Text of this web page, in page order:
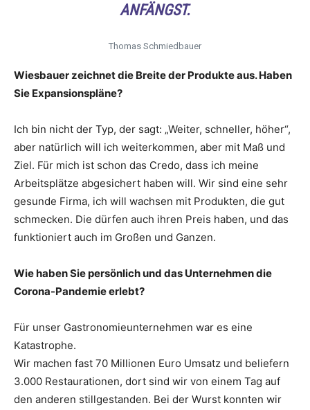
NFÄNGST.
Thomas Schmiedbauer
Wiesbauer zeichnet die Breite der Produkte aus. Haben
Sie Expansionspläne?
Ich bin nicht der Typ, der sagt: „Weiter, schneller, höher“,
aber natürlich will ich weiterkommen, aber mit Maß und
Ziel. Für mich ist schon das Credo, dass ich meine
Arbeitsplätze abgesichert haben will. Wir sind eine sehr
gesunde Firma, ich will wachsen mit Produkten, die gut
schmecken. Die dürfen auch ihren Preis haben, und das
funktioniert auch im Großen und Ganzen.
Wie haben Sie persönlich und das Unternehmen die
Corona-Pandemie erlebt?
Für unser Gastronomieunter­nehmen war es eine
Katastrophe.
Wir machen fast 70 Millionen Euro Umsatz und beliefern
3.000 Restaura­tionen, dort sind wir von einem Tag auf
den anderen stillgestanden. Bei der Wurst konnten wir